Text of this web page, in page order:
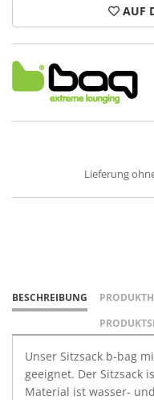
AUF
Lieferung
BESCHREIBUNG
Unser Sitzsack b-bag
geeignet. Der Sitzsack
Material ist wasser-